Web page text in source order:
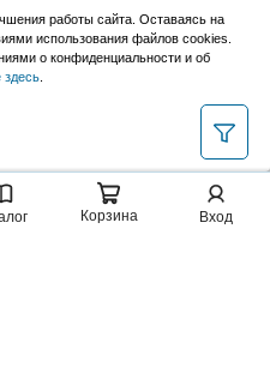
Корзина Вход
Сырковское шоссе, 8а
в субботу с 9:00 до
лично в пункте выдачи
дома.
работы сайта. Оставаясь на
использования файлов cookies.
о конфиденциальности и об
здесь